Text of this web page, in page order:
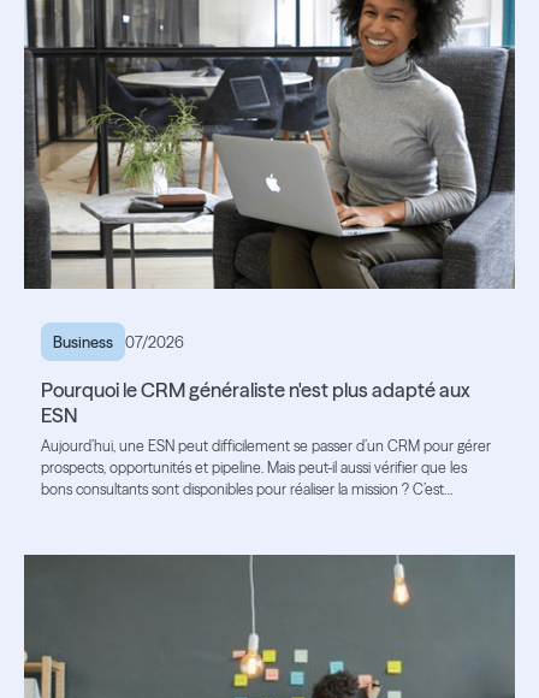
Business 07/2026
Pourquoi le CRM généraliste n'est plus adapté aux
ESN
Aujourd’hui, une ESN peut difficilement se passer d’un CRM pour gérer
prospects, opportunités et pipeline. Mais peut-il aussi vérifier que les
bons consultants sont disponibles pour réaliser la mission ? C’est